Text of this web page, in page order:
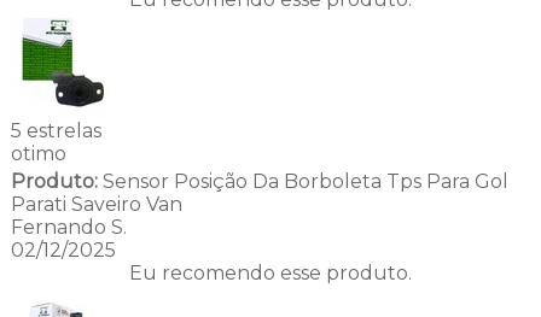
5 estrelas
otimo
Produto:Sensor Posição Da Borboleta Tps Para Gol
Parati Saveiro Van
Fernando S.
02/12/2025
Eu recomendo esse produto.